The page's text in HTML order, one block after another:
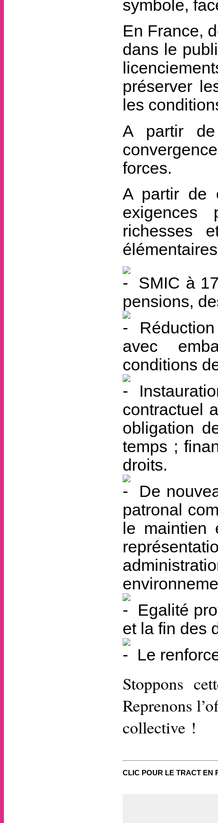
symbole,
En France,
dans le
préserver
les
A partir
forces.
A partir de
exigences
richesses
SMIC à
pensions,
avec
conditions
contractuel
obligation
temps ;
droits.
De
patronal
le maintien
Egalité
et la fin des
Le
Stoppons
Reprenons
collective !
CLIC POUR LE TRACT EN